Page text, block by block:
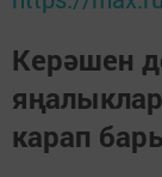
Керәшен
карап